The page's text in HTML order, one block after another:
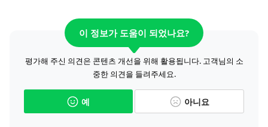
이 정보가 도움이 되었나요?
평가해 주신 의견은 콘텐츠 개선을 위해 활용됩니다. 고객님의 소
중한 의견을 들려주세요.
예 아니요